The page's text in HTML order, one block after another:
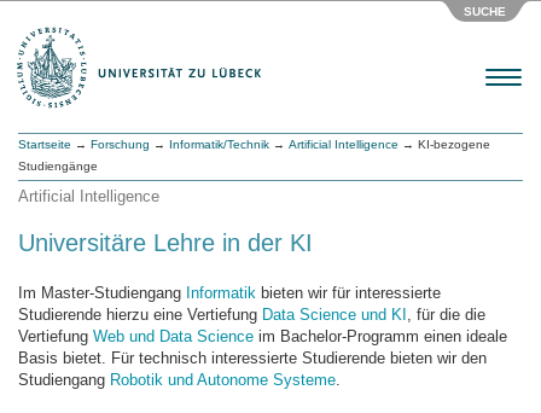
SUCHE
Menu
Startseite → Forschung → Informatik/Technik → Artificial Intelligence → KI-bezogene
Studiengänge
Artificial Intelligence
Universitäre Lehre in der KI
Im Master-Studiengang Informatik bieten wir für interessierte
Studierende hierzu eine Vertiefung Data Science und KI , für die die
Vertiefung Web und Data Science im Bachelor-Programm einen ideale
Basis bietet. Für technisch interessierte Studierende bieten wir den
Studiengang Robotik und Autonome Systeme.